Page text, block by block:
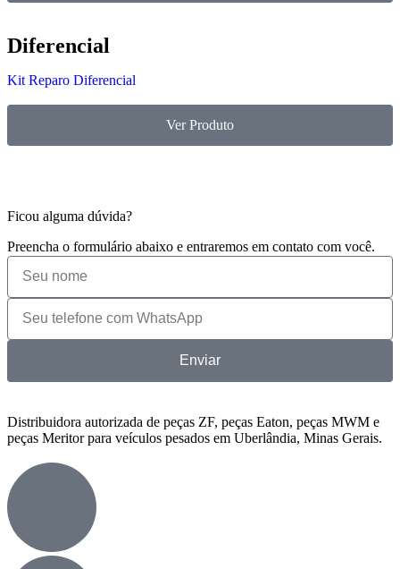
Diferencial
Kit Reparo Diferencial
Ver Produto
Ficou alguma dúvida?
Preencha o formulário abaixo e entraremos em contato com você.
Enviar
Distribuidora autorizada de peças ZF, peças Eaton, peças MWM e
peças Meritor para veículos pesados em Uberlândia, Minas Gerais.